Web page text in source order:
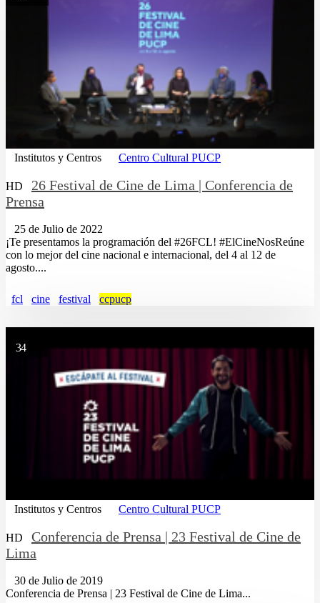
Institutos y Centros Centro Cultural PUCP
HD
26 Festival de Cine de Lima | Conferencia de
Prensa
25 de Julio de 2022
¡Te presentamos la programación del #26FCL! #ElCineNosReúne
con lo mejor del cine nacional e internacional, del 4 al 12 de
agosto....
fcl cine festival ccpucp
34
Institutos y Centros Centro Cultural PUCP
HD
Conferencia de Prensa | 23 Festival de Cine de
Lima
30 de Julio de 2019
Conferencia de Prensa | 23 Festival de Cine de Lima...